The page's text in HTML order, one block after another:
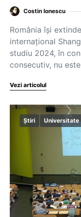
Costin Ionescu
România își
internațional
studiu 2024, în
consecutiv, nu
Vezi articolul
Știri Universitate